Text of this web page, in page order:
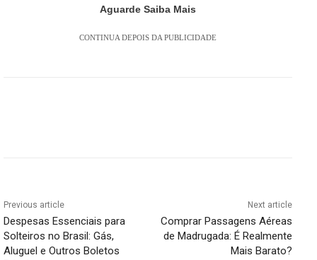
Aguarde Saiba Mais
CONTINUA DEPOIS DA PUBLICIDADE
Previous article
Despesas Essenciais para
Solteiros no Brasil: Gás,
Aluguel e Outros Boletos
Next article
Comprar Passagens Aéreas
de Madrugada: É Realmente
Mais Barato?